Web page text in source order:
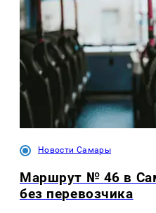
Новости Самары
Маршрут № 46 в
без перевозчика